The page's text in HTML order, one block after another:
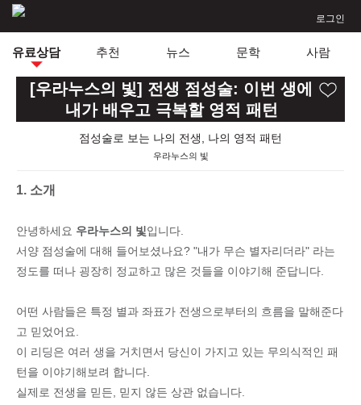
로그인
유료상담 추천 뉴스 문학 사람
[우라누스의 빛] 전생 점성술: 이번 생에
내가 배우고 극복할 영적 패턴
점성술로 보는 나의 전생, 나의 영적 패턴
우라누스의 빛
1. 소개
안녕하세요 우라누스의 빛입니다.
서양 점성술에 대해 들어보셨나요? "내가 무슨 별자리더라" 라는
정도를 떠나 굉장히 정교하고 많은 것들을 이야기해 준답니다.
어떤 사람들은 특정 별과 좌표가 전생으로부터의 흐름을 말해준다
고 믿었어요.
이 리딩은 여러 생을 거치면서 당신이 가지고 있는 무의식적인 패
턴을 이야기해보려 합니다.
실제로 전생을 믿든, 믿지 않든 상관 없습니다.